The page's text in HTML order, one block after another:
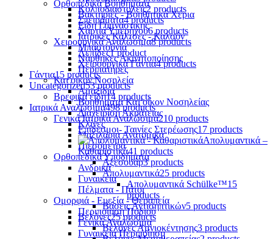
Ορθοπεδικά Βοηθήματα
Βακτηρίες - Βοηθητικά Χέρια
Είδη Γυμναστικής
Ιατρικές Κάλτσες - Καλσόν
Μπαστούνια
Νάρθηκες Ακινητοποίησης
Περιπατήρες
Κατ'οίκον Νοσηλεία
Αμαξίδια
Βοηθήματα Κατ'οίκον Νοσηλείας
Διαχείριση Ακράτειας
Κλίνες
Μαξιλάρια Ανατομικά
Πιεσόμετρα
Ορθοπεδικά Υποδήματα
Ανδρικά
Γυναικεία
Πέλματα - Πάτοι
Ομορφιά - Ευεξία - Θεραπεία
Περιποίηση Ποδιού
Γενικά Αναλώσιμα
Γυναικεία Περιποίηση
Κολποδιαστολείς2 products
Σπειράματα4 products
Χαρτιά Υπερήχου6 products
Χειρουργικά Αναλώσιμα8 products
Λεπίδες1 product
Χειρουργικά Γάντια4 products
Γάντια15 products
Uncategorized53 products
Βρεφικά είδη14 products
Ιατρικά Αναλώσιμα498 products
Γενικά Ιατρικά Αναλώσιμα210 products
Επίδεσμοι- Ταινίες Στερέωσης17 products
Απολυμαντικά –
Καθαριστικά41 products
Αξεσουάρ3 products
Απολυμαντικά25 products
Απολυμαντικά Schülke™15
products
Βάσεις Αντισηπτικών5 products
Βελόνες25 products
Βελόνες Αμνιοκέντησης3 products